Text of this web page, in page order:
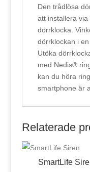
Den trådlösa
att installera
dörrklocka.
dörrklockan i
Utöka
med Nedis®
kan du höra
smartphone är
Relaterade
SmartLife